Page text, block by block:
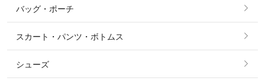
シャツ・ブラウス・ワンピース
ソックス
ベルト
すべてのアクセサリー
リング
ピアス・イヤリング
バッグ・ポーチ
スカート・パンツ・ボトムス
シューズ